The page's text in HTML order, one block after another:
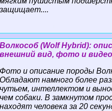
защищает....
Волкособ (Wolf Hybrid):
внешний вид, фото и видео
Фото и описание породы
Обладают намного более
чутьем, интеллектом и
чем собаки. В замкнутом
находят человека за 20